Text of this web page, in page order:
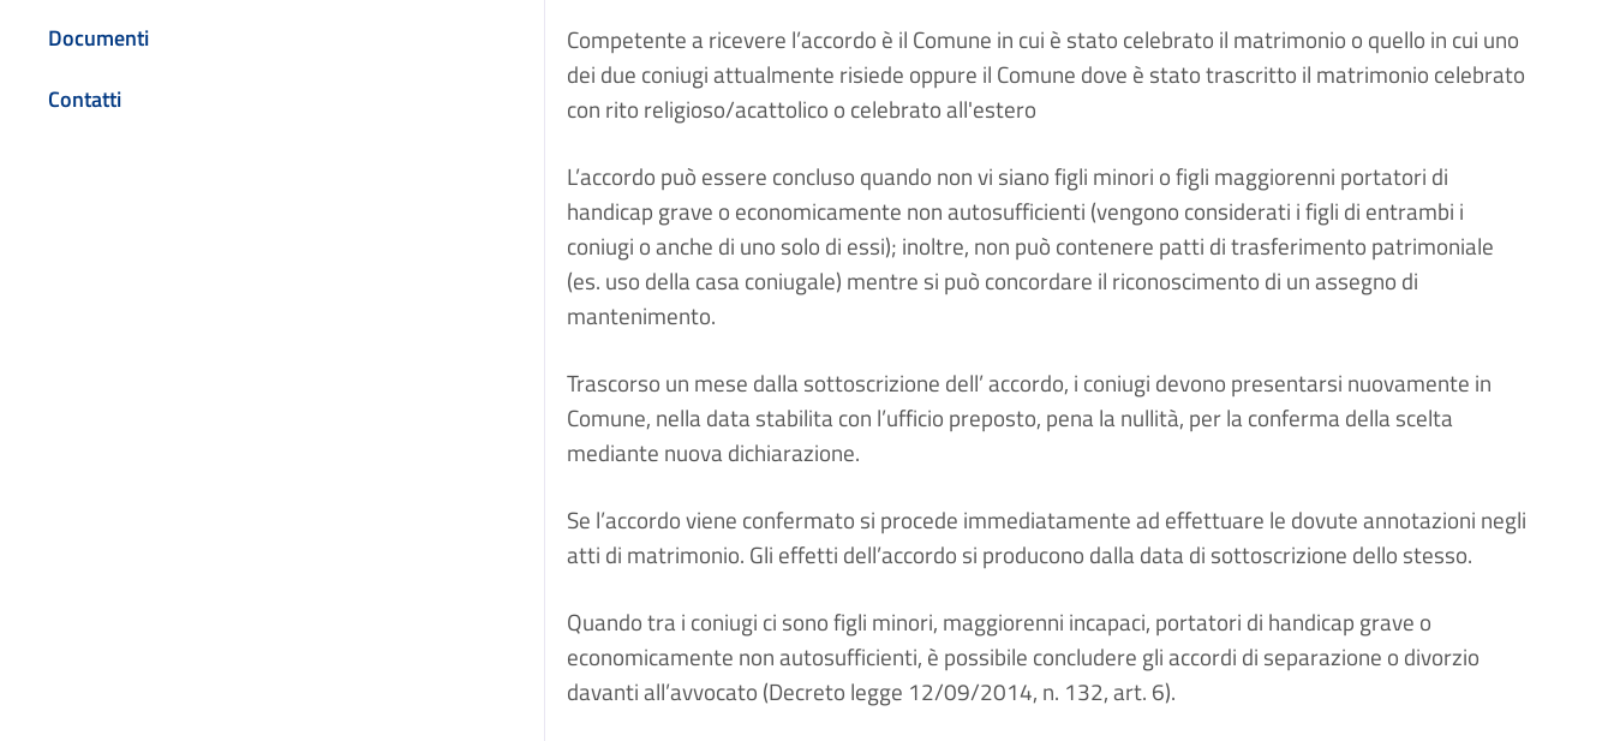
Documenti
Contatti
Competente a ricevere l’accordo è il Comune in cui è stato celebrato il matrimonio o quello in cui uno
dei due coniugi attualmente risiede oppure il Comune dove è stato trascritto il matrimonio celebrato
con rito religioso/acattolico o celebrato all'estero
L’accordo può essere concluso quando non vi siano figli minori o figli maggiorenni portatori di
handicap grave o economicamente non autosufficienti (vengono considerati i figli di entrambi i
coniugi o anche di uno solo di essi); inoltre, non può contenere patti di trasferimento patrimoniale
(es. uso della casa coniugale) mentre si può concordare il riconoscimento di un assegno di
mantenimento.
Trascorso un mese dalla sottoscrizione dell’ accordo, i coniugi devono presentarsi nuovamente in
Comune, nella data stabilita con l’ufficio preposto, pena la nullità, per la conferma della scelta
mediante nuova dichiarazione.
Se l’accordo viene confermato si procede immediatamente ad effettuare le dovute annotazioni negli
atti di matrimonio. Gli effetti dell’accordo si producono dalla data di sottoscrizione dello stesso.
Quando tra i coniugi ci sono figli minori, maggiorenni incapaci, portatori di handicap grave o
economicamente non autosufficienti, è possibile concludere gli accordi di separazione o divorzio
davanti all’avvocato (Decreto legge 12/09/2014, n. 132, art. 6).